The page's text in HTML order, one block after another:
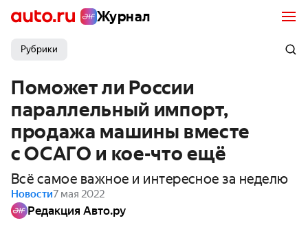
Журнал
Рубрики
Поможет ли России
параллельный импорт,
продажа машины вместе
с ОСАГО и кое-что ещё
Всё самое важное и интересное за неделю
Новости7 мая 2022
Редакция Авто.ру